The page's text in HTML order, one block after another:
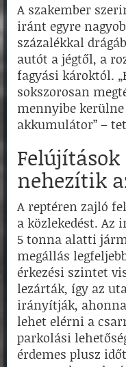
A szakember
iránt egyre
százalékkal
autót a jégtől, a
fagyási károktól.
sokszorosan
mennyibe kerülne
akkumulátor” –
nehezítik
A reptéren zajló
a közlekedést. Az
5 tonna alatti
megállás
érkezési szintet
lezárták, így az
irányítják,
lehet elérni a
parkolási
érdemes plusz